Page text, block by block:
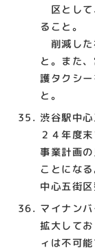
区として
ること。
削減した
と。また
護タクシ
と。
渋谷駅中
２４年度
事業計画
ことにな
中心五街
マイナン
拡大して
ィは不可